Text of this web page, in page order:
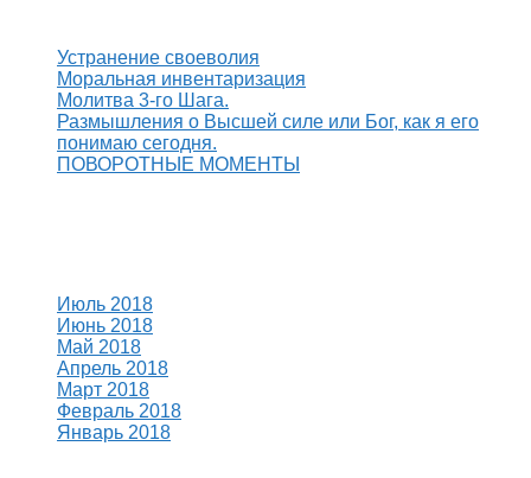
Устранение своеволия
Моральная инвентаризация
Молитва 3-го Шага.
Размышления о Высшей силе или Бог, как я его
понимаю сегодня.
ПОВОРОТНЫЕ МОМЕНТЫ
Июль 2018
Июнь 2018
Май 2018
Апрель 2018
Март 2018
Февраль 2018
Январь 2018